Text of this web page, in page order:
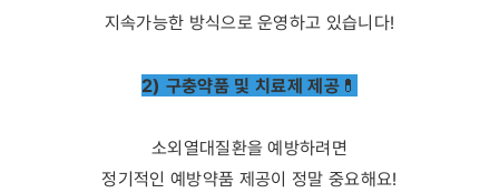
지속가능한 방식으로 운영하고 있습니다!
2) 구충약품 및 치료제 제공💊
소외열대질환을 예방하려면
정기적인 예방약품 제공이 정말 중요해요!